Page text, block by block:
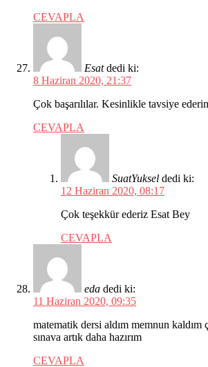
CEVAPLA
Esat dedi ki:
8 Haziran 2020, 21:37
Çok başarılılar. Kesinlikle tavsiye
CEVAPLA
SuatYuksel dedi ki:
12 Haziran 2020, 08:17
Çok teşekkür ederiz Esat Bey
CEVAPLA
eda dedi ki:
11 Haziran 2020, 09:35
matematik dersi aldım memnun kaldım
sınava artık daha hazırım
CEVAPLA